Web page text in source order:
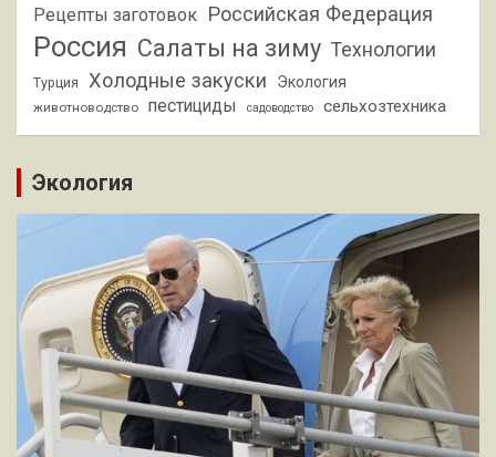
Рецепты заготовок Российская Федерация
Россия Салаты на зиму Технологии
Турция Холодные закуски Экология
животноводство пестициды садоводство сельхозтехника
Экология